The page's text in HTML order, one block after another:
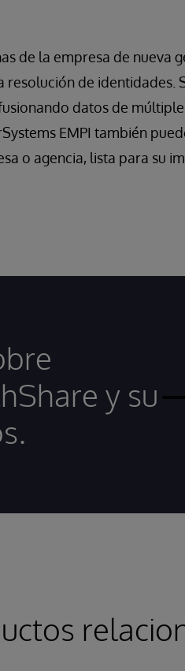
de la empresa de nueva
de identidades.
datos de
EMPI también
o agencia, lista para su
y su